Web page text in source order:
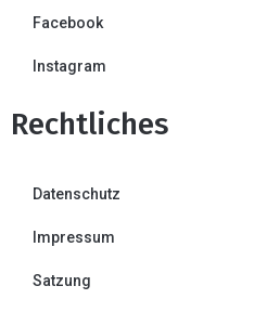
Facebook
Instagram
Rechtliches
Datenschutz
Impressum
Satzung